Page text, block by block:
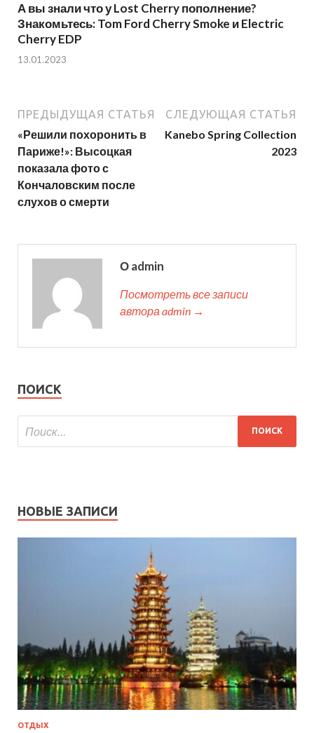
А вы знали что у Lost Cherry пополнение?
Знакомьтесь: Tom Ford Cherry Smoke и Electric
Cherry EDP
13.01.2023
ПРЕДЫДУЩАЯ СТАТЬЯ
«Решили похоронить в
Париже!»: Высоцкая
показала фото с
Кончаловским после
слухов о смерти
СЛЕДУЮЩАЯ СТАТЬЯ
Kanebo Spring Collection
2023
О admin
Посмотреть все записи
автора admin →
ПОИСК
НОВЫЕ ЗАПИСИ
ОТДЫХ